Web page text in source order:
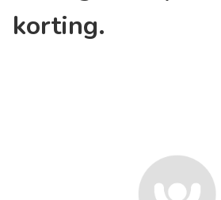
korting.